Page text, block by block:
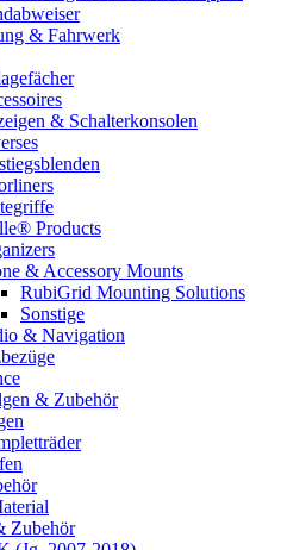
& Fahrwerk
& Schalterkonsolen
Products
& Accessory Mounts
RubiGrid Mounting Solutions
Sonstige
& Navigation
& Zubehör
Zubehör